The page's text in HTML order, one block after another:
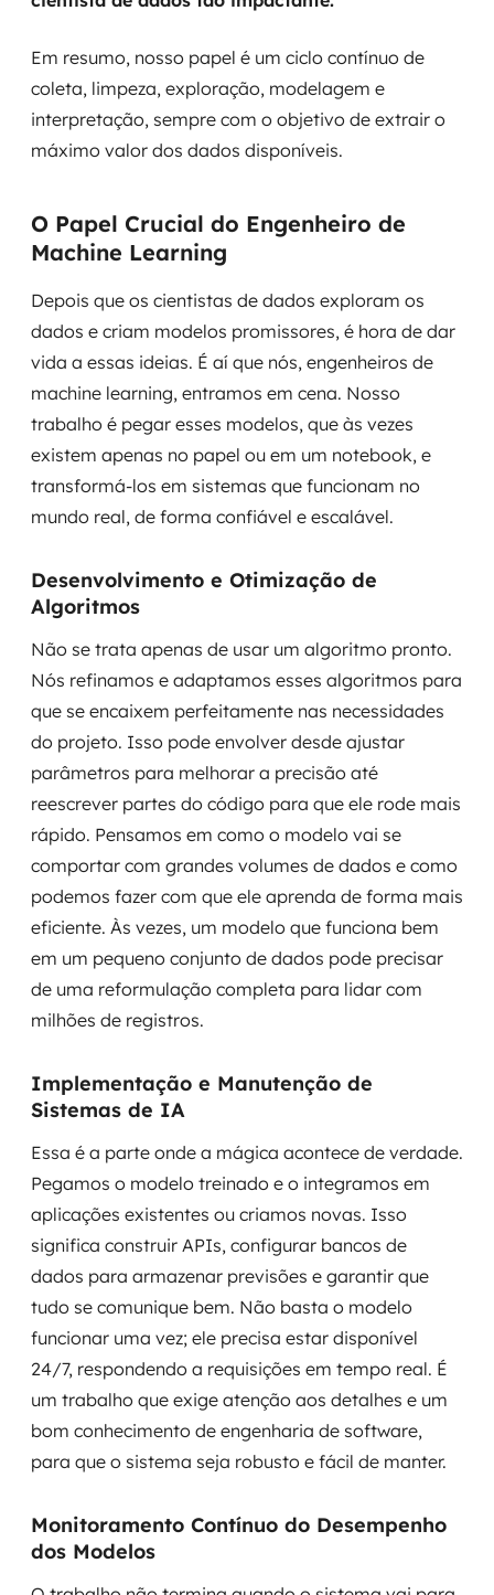
Em resumo, nosso papel é um ciclo contínuo de
coleta, limpeza, exploração, modelagem e
interpretação, sempre com o objetivo de extrair o
máximo valor dos dados disponíveis.
O Papel Crucial do Engenheiro de
Machine Learning
Depois que os cientistas de dados exploram os
dados e criam modelos promissores, é hora de dar
vida a essas ideias. É aí que nós, engenheiros de
machine learning, entramos em cena. Nosso
trabalho é pegar esses modelos, que às vezes
existem apenas no papel ou em um notebook, e
transformá-los em sistemas que funcionam no
mundo real, de forma confiável e escalável.
Desenvolvimento e Otimização de
Algoritmos
Não se trata apenas de usar um algoritmo pronto.
Nós refinamos e adaptamos esses algoritmos para
que se encaixem perfeitamente nas necessidades
do projeto. Isso pode envolver desde ajustar
parâmetros para melhorar a precisão até
reescrever partes do código para que ele rode mais
rápido. Pensamos em como o modelo vai se
comportar com grandes volumes de dados e como
podemos fazer com que ele aprenda de forma mais
eficiente. Às vezes, um modelo que funciona bem
em um pequeno conjunto de dados pode precisar
de uma reformulação completa para lidar com
milhões de registros.
Implementação e Manutenção de
Sistemas de IA
Essa é a parte onde a mágica acontece de verdade.
Pegamos o modelo treinado e o integramos em
aplicações existentes ou criamos novas. Isso
significa construir APIs, configurar bancos de
dados para armazenar previsões e garantir que
tudo se comunique bem. Não basta o modelo
funcionar uma vez; ele precisa estar disponível
24/7, respondendo a requisições em tempo real. É
um trabalho que exige atenção aos detalhes e um
bom conhecimento de engenharia de software,
para que o sistema seja robusto e fácil de manter.
Monitoramento Contínuo do Desempenho
dos Modelos